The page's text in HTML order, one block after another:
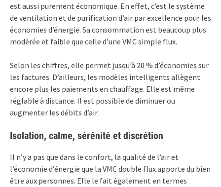
est aussi purement économique. En effet, c’est le système
de ventilation et de purification d’air par excellence pour les
économies d’énergie. Sa consommation est beaucoup plus
modérée et faible que celle d’une VMC simple flux.
Selon les chiffres, elle permet jusqu’à 20 % d’économies sur
les factures. D’ailleurs, les modèles intelligents allègent
encore plus les paiements en chauffage. Elle est même
réglable à distance. Il est possible de diminuer ou
augmenter les débits d’air.
Isolation, calme, sérénité et discrétion
Il n’y a pas que dans le confort, la qualité de l’air et
l’économie d’énergie que la VMC double flux apporte du bien
être aux personnes. Elle le fait également en termes